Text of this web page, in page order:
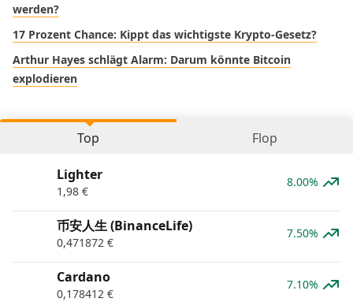
werden?
17 Prozent Chance: Kippt das wichtigste Krypto-Gesetz?
Arthur Hayes schlägt Alarm: Darum könnte Bitcoin
explodieren
Top Flop
Lighter
1,98 €
8.00%
币安人生 (BinanceLife)
0,471872 €
7.50%
Cardano
0,178412 €
7.10%